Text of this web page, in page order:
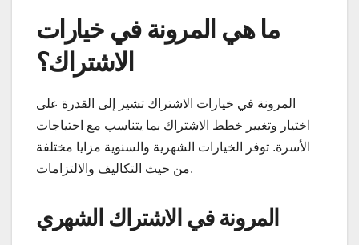
ما هي المرونة في خيارات
الاشتراك؟
المرونة في خيارات الاشتراك تشير إلى القدرة على
اختيار وتغيير خطط الاشتراك بما يتناسب مع احتياجات
الأسرة. توفر الخيارات الشهرية والسنوية مزايا مختلفة
من حيث التكاليف والالتزامات.
المرونة في الاشتراك الشهري